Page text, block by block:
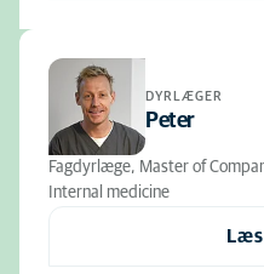
DYRLÆGER
Peter
Fagdyrlæge, Master of
Internal medicine